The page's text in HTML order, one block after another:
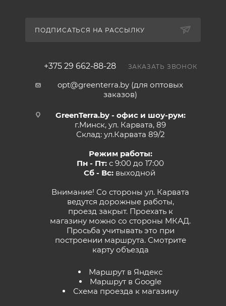
ПОДПИСАТЬСЯ НА РАССЫЛКУ
+375 29 662-88-28 ЗАКАЗАТЬ ЗВОНОК
opt@greenterra.by (для оптовых
заказов)
GreenTerra.by - офис и шоу-рум:
г.Минск, ул. Карвата, 89
Склад: ул.Карвата 89/2
Режим работы:
Пн - Пт: с 9:00 до 17:00
Сб - Вс:выходной
Внимание! Со стороны ул. Карвата
ведутся дорожные работы,
проезд закрыт. Проехать к
магазину можно со стороны МКАД.
Просьба учитывать это при
построении маршрута. Смотрите
карту объезда
Маршрут в Яндекс
Маршрут в Google
Схема проезда к магазину